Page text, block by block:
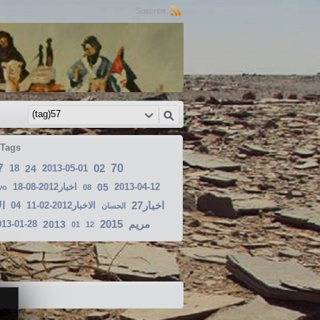
Suscribir:
18 24 2013-05-01 02 70
اخبار2012-08-18 08 05 2013-04-12
04 الاخبار2012-02-11 الحسان اخبار27
01-28 2013 01 12 2015 مريم